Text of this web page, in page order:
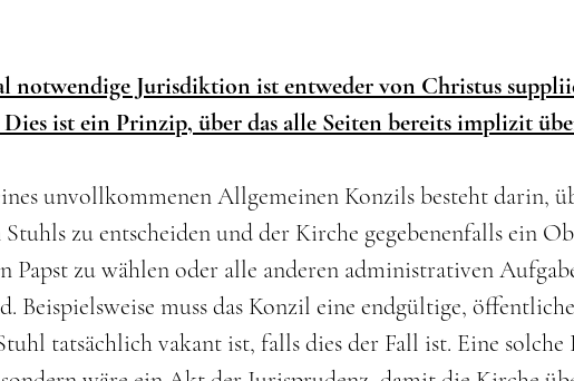
notwendige Jurisdiktion ist entweder von Christus
Dies ist ein Prinzip, über das alle Seiten bereits implizit
unvollkommenen Allgemeinen Konzils besteht darin,
zu entscheiden und der Kirche gegebenenfalls ein
Papst zu wählen oder alle anderen administrativen
Beispielsweise muss das Konzil eine endgültige,
tatsächlich vakant ist, falls dies der Fall ist. Eine